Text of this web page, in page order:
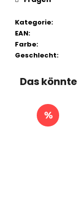
Kategorie:
EAN:
Farbe:
Geschlecht:
Das